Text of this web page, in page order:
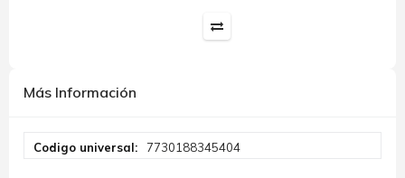
Más Información
Información
7730188345404